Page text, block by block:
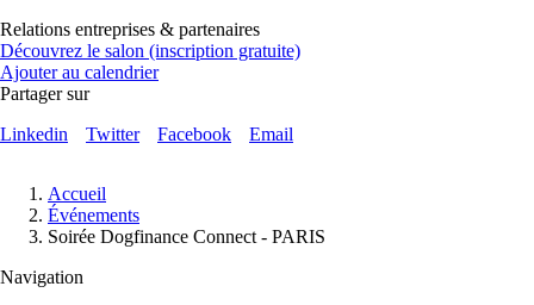
Relations entreprises & partenaires
Découvrez le salon (inscription gratuite)
Ajouter au calendrier
Partager sur
Linkedin
Twitter Facebook Email
d'Ariane
Accueil
Événements
Soirée Dogfinance Connect - PARIS
Navigation